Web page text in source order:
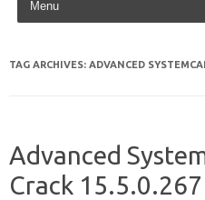
TAG ARCHIVES: ADVANCED
Advanced
Crack